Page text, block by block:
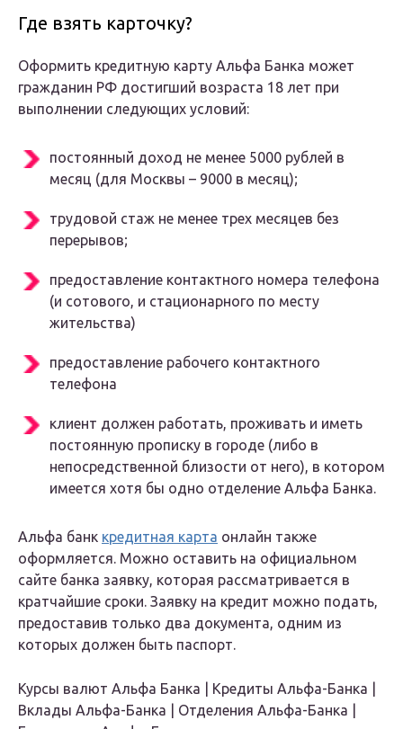
Где взять карточку?
Оформить кредитную карту Альфа Банка может
гражданин РФ достигший возраста 18 лет при
выполнении следующих условий:
постоянный доход не менее 5000 рублей в
месяц (для Москвы – 9000 в месяц);
трудовой стаж не менее трех месяцев без
перерывов;
предоставление контактного номера телефона
(и сотового, и стационарного по месту
жительства)
предоставление рабочего контактного
телефона
клиент должен работать, проживать и иметь
постоянную прописку в городе (либо в
непосредственной близости от него), в котором
имеется хотя бы одно отделение Альфа Банка.
Альфа банк кредитная карта онлайн также
оформляется. Можно оставить на официальном
сайте банка заявку, которая рассматривается в
кратчайшие сроки. Заявку на кредит можно подать,
предоставив только два документа, одним из
которых должен быть паспорт.
Курсы валют Альфа Банка | Кредиты Альфа-Банка |
Вклады Альфа-Банка | Отделения Альфа-Банка |